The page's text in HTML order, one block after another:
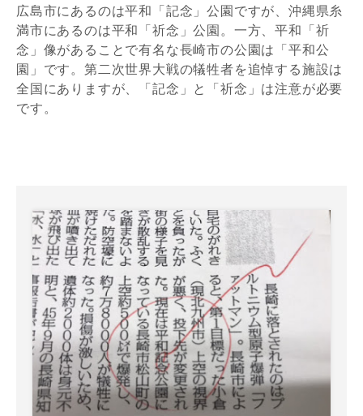
広島市にあるのは平和「記念」公園ですが、沖縄県糸
満市にあるのは平和「祈念」公園。一方、平和「祈
念」像があることで有名な長崎市の公園は「平和公
園」です。第二次世界大戦の犠牲者を追悼する施設は
全国にありますが、「記念」と「祈念」は注意が必要
です。